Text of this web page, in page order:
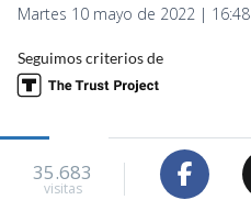
Martes 10 mayo de 2022 | 16:48
Seguimos criterios de
35.683
visitas